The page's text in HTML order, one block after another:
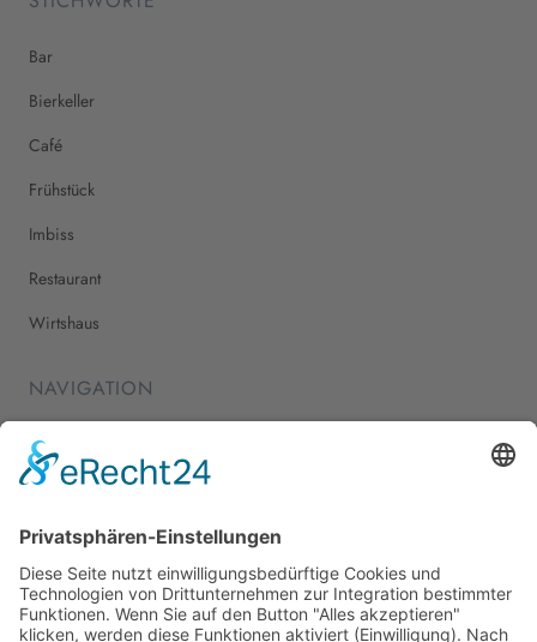
Bar
Bierkeller
Café
Frühstück
Imbiss
Restaurant
Wirtshaus
NAVIGATION
Home
Essen & Trinken
Shopping
Stadtleben
Veranstaltungen